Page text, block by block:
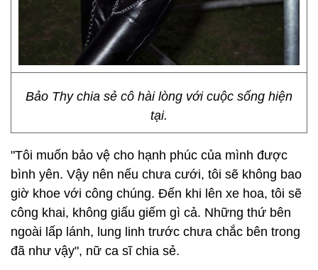
Bảo Thy chia sẻ cô hài lòng với cuộc sống hiện
tại.
"Tôi muốn bảo vệ cho hạnh phúc của mình được
bình yên. Vậy nên nếu chưa cưới, tôi sẽ không bao
giờ khoe với công chúng. Đến khi lên xe hoa, tôi sẽ
công khai, không giấu giếm gì cả. Những thứ bên
ngoài lấp lánh, lung linh trước chưa chắc bên trong
đã như vậy", nữ ca sĩ chia sẻ.